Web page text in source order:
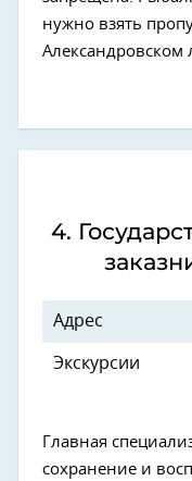
нужно взять
Александровском
4.
Адрес
Экскурсии
Главная
сохранение и